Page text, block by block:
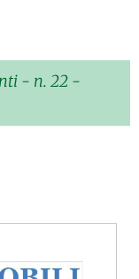
- n. 22 -